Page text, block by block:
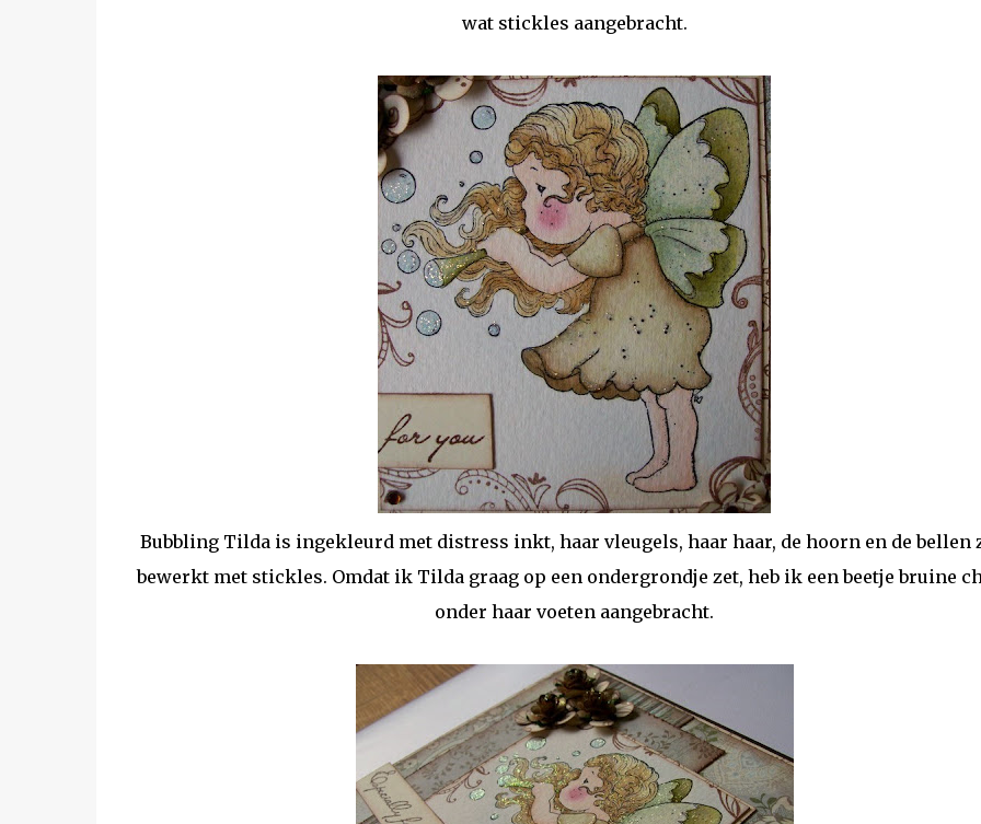
wat stickles aangebracht.
Bubbling Tilda is ingekleurd met distress inkt, haar vleugels, haar haar, de hoorn en de bellen
bewerkt met stickles. Omdat ik Tilda graag op een ondergrondje zet, heb ik een beetje bruine
onder haar voeten aangebracht.